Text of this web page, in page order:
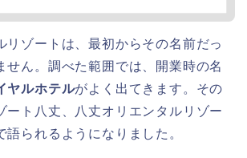
リゾートは、最初からその名前だっ
せん。調べた範囲では、開業時の名
ヤルホテルがよく出てきます。その
ート八丈、八丈オリエンタルリゾー
語られるようになりました。